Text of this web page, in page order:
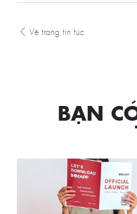
Về trang tin tức
BẠN